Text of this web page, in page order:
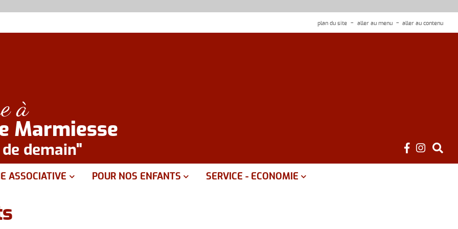
plan du site aller au menu aller au contenu
à
Marmiesse
demain"
ASSOCIATIVE POUR NOS ENFANTS SERVICE - ECONOMIE